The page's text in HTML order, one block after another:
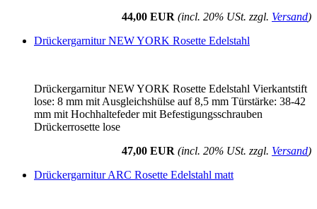
44,00 EUR (incl. 20% USt. zzgl. Versand)
Drückergarnitur NEW YORK Rosette Edelstahl
Drückergarnitur NEW YORK Rosette Edelstahl Vierkantstift
lose: 8 mm mit Ausgleichshülse auf 8,5 mm Türstärke: 38-42
mm mit Hochhaltefeder mit Befestigungsschrauben
Drückerrosette lose
47,00 EUR (incl. 20% USt. zzgl. Versand)
Drückergarnitur ARC Rosette Edelstahl matt